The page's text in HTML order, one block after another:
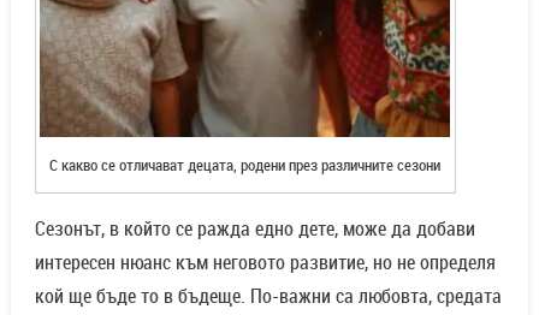
С какво се отличават децата, родени през различните сезони
Сезонът, в който се ражда едно дете, може да добави
интересен нюанс към неговото развитие, но не определя
кой ще бъде то в бъдеще. По-важни са любовта, средата